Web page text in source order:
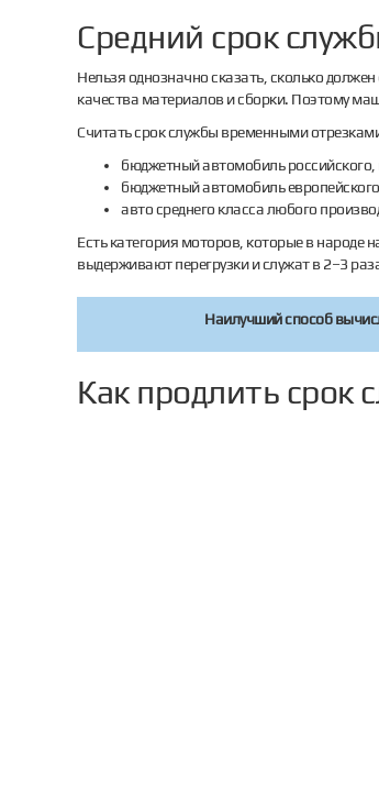
Средний срок
Нельзя однозначно сказать, сколько
качества материалов и сборки. Поэтому
Считать срок службы временными
бюджетный автомобиль
бюджетный автомобиль
авто среднего класса любого
Есть категория моторов, которые в народе
выдерживают перегрузки и служат в 2–3
Наилучший способ
Как продлить срок